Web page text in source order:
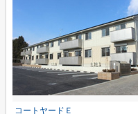
コートヤードＥ